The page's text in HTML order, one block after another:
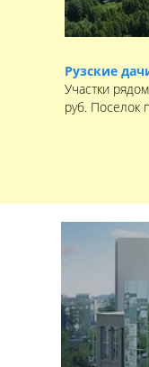
Рузские
Участки
руб. Поселок